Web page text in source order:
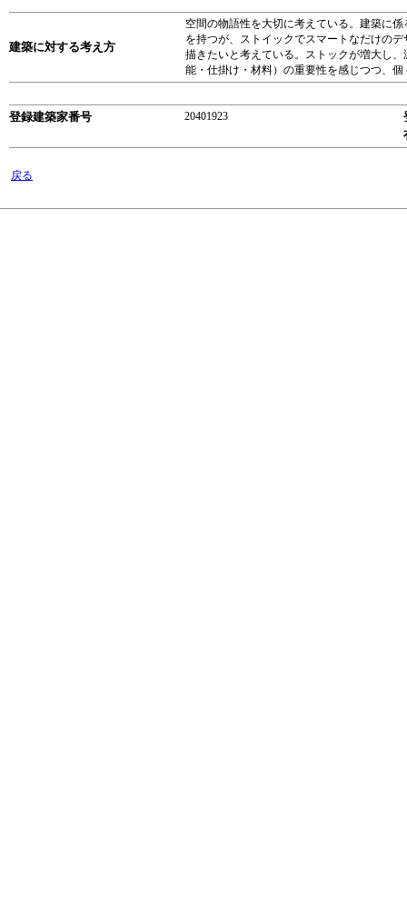
建築に対する考え方
空間の物語性を大切に考えている。建築に
を持つが、ストイックでスマートなだけの
描きたいと考えている。ストックが増大し
能・仕掛け・材料）の重要性を感じつつ、
登録建築家番号 20401923
戻る